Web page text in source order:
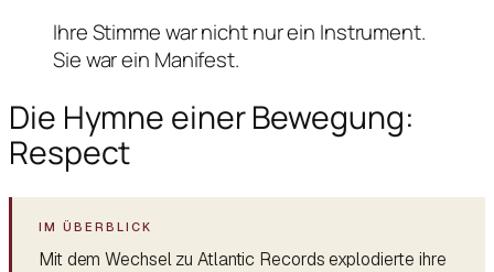
Ihre Stimme war nicht nur ein Instrument.
Sie war ein Manifest.
Die Hymne einer Bewegung:
Respect
Mit dem Wechsel zu Atlantic Records explodierte ihre